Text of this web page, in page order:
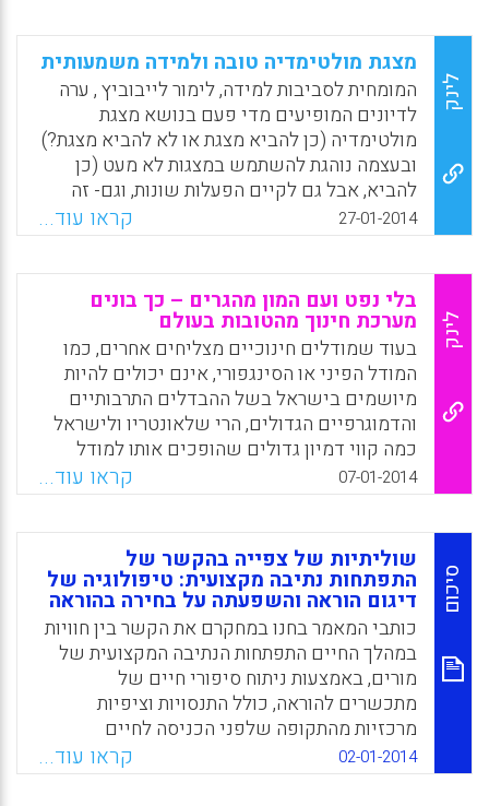
WhatsApp
Facebook
Email
X
לינק
מצגת מולטימדיה טובה ולמידה משמעותית
המומחית לסביבות למידה, לימור לייבוביץ , ערה
לדיונים המופיעים מדי פעם בנושא מצגת
מולטימדיה (כן להביא מצגת או לא להביא מצגת?)
ובעצמה נוהגת להשתמש במצגות לא מעט (כן
להביא, אבל גם לקיים הפעלות שונות, וגם- זה
תלוי באופן בו המצגת מעוצבת ובידע של המציג-
איך להשתמש בה). למורים רבים כיום יש מקרן
"ברקו" בכיתה ומחשב עם חיבור לאינטרנט. כדי
לתת מענה לצורך הפרקטי הזה- מנסה לימור
ליבוביץ להביא את מיטב הכללים והעקרונות
ובעצם לעסוק בשאלות-: 1. למה לבנות את המצגת
דווקא כך? 2. איך להשתמש במצגת בזמן אמת
מול לומדים?
WhatsApp
Facebook
Email
X
27-01-2014 קראו עוד...
לינק
בלי נפט ועם המון מהגרים – כך בונים
מערכת חינוך מהטובות בעולם
בעוד שמודלים חינוכיים מצליחים אחרים, כמו
המודל הפיני או הסינגפורי, אינם יכולים להיות
מיושמים בישראל בשל ההבדלים התרבותיים
והדמוגרפיים הגדולים, הרי שלאונטריו ולישראל
כמה קווי דמיון גדולים שהופכים אותו למודל
חיקוי רלוונטי. עם אוכלוסייה של 13 מיליון איש,
2 מיליון תלמידים, תושבים בעלי רקע תרבותי
שונה וגם דוברי שפות שונות – ומהגרים רבים,
אונטריו היתה בעשור האחרון מעבדה מצליחה
לרפורמה חינוכית, שהביאה לא רק להישגים
במבחנים, אלא לסגירת פערים בין אוכלוסיות
שונות ( דפנה מאור) .
WhatsApp
Facebook
Email
X
07-01-2014 קראו עוד...
סיכום
שוליתיות של צפייה בהקשר של
התפתחות נתיבה מקצועית: טיפולוגיה של
דיגום הוראה והשפעתה על בחירה בהוראה
כותבי המאמר בחנו במחקרם את הקשר בין חוויות
במהלך החיים התפתחות הנתיבה המקצועית של
מורים, באמצעות ניתוח סיפורי חיים של
מתכשרים להוראה, כולל התנסויות וציפיות
מרכזיות מהתקופה שלפני הכניסה לחיים
מקצועיים. הבנה זו מאפשרת, לדעתם, לבחון
החלטות של בחירה בהוראה, רעיונות על הוראה
02-01-2014 קראו עוד...